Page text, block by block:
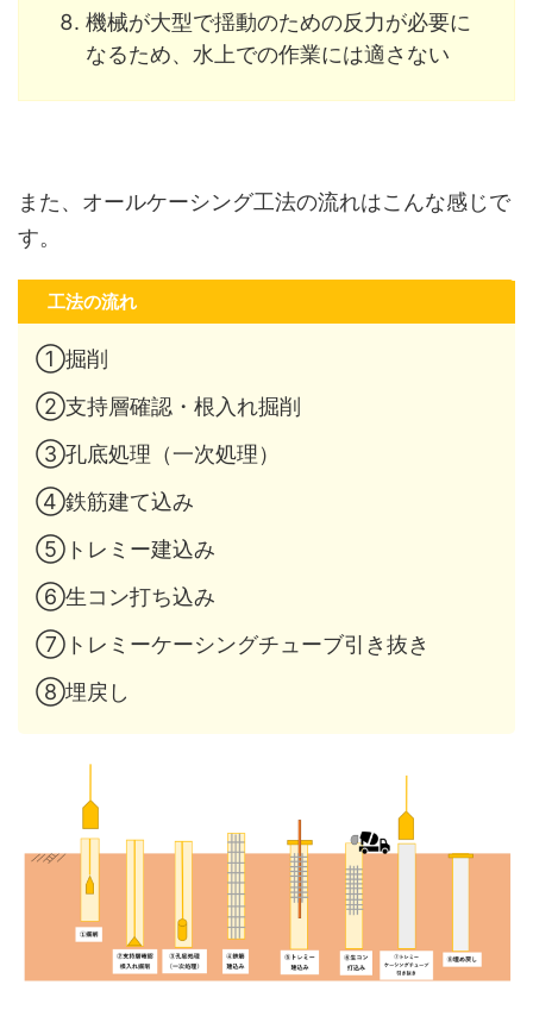
機械が大型で揺動のための反力が必要に
なるため、水上での作業には適さない
また、オールケーシング工法の流れはこんな感じで
す。
工法の流れ
①掘削
②支持層確認・根入れ掘削
③孔底処理（一次処理）
④鉄筋建て込み
⑤トレミー建込み
⑥生コン打ち込み
⑦トレミーケーシングチューブ引き抜き
⑧埋戻し